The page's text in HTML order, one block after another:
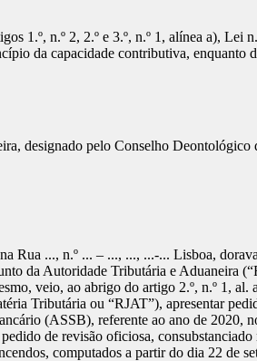
1.º, n.º 2, 2.º e 3.º, n.º 1, alínea a),
da capacidade contributiva, enquanto
designado pelo Conselho
Rua ..., n.º ... – ..., ..., ...-... Lisboa,
da Autoridade Tributária e Aduaneira
veio, ao abrigo do artigo 2.º, n.º 1,
Tributária ou “RJAT”), apresentar
(ASSB), referente ao ano de 2020,
de revisão oficiosa,
computados a partir do dia 22 de